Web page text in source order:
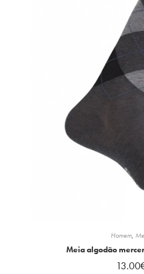
Homem,
Meia algodão
13.00